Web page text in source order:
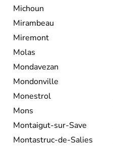
Michoun
Mirambeau
Miremont
Molas
Mondavezan
Mondonville
Monestrol
Mons
Montaigut-sur-Save
Montastruc-de-Salies